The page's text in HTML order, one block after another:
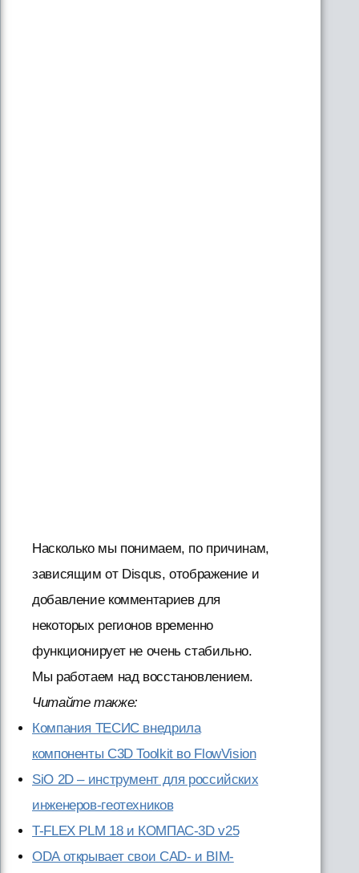
Насколько мы понимаем, по причинам,
зависящим от Disqus, отображение и
добавление комментариев для
некоторых регионов временно
функционирует не очень стабильно.
Мы работаем над восстановлением.
Читайте также:
Компания ТЕСИС внедрила
компоненты C3D Toolkit во FlowVision
SiO 2D – инструмент для российских
инженеров-геотехников
T-FLEX PLM 18 и КОМПАС-3D v25
ODA открывает свои CAD- и BIM-